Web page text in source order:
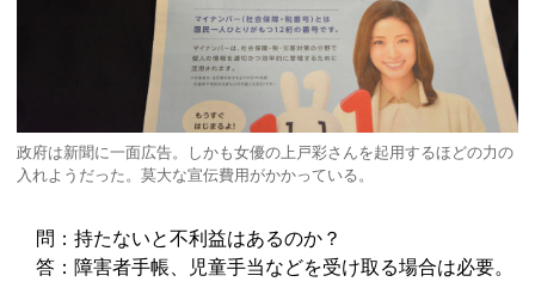
政府は新聞に一面広告。しかも女優の上戸彩さんを起用するほどの力の
入れようだった。莫大な宣伝費用がかかっている。
問：持たないと不利益はあるのか？
答：障害者手帳、児童手当などを受け取る場合は必要。